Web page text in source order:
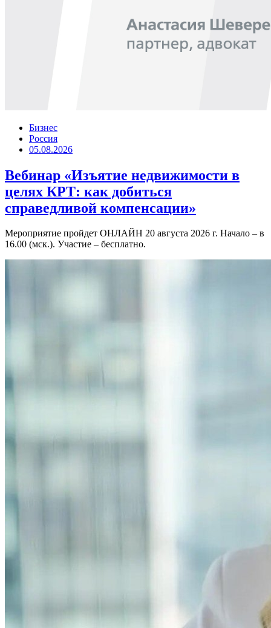
Бизнес
Россия
05.08.2026
Вебинар «Изъятие недвижимости в
целях КРТ: как добиться
справедливой компенсации»
Мероприятие пройдет ОНЛАЙН 20 августа 2026 г. Начало – в
16.00 (мск.). Участие – бесплатно.